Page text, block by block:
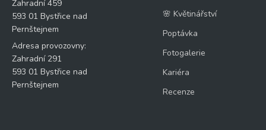
Zahradní 459
593 01 Bystřice nad
Pernštejnem
Adresa provozovny:
Zahradní 291
593 01 Bystřice nad
Pernštejnem
🌸 Květinářství
Poptávka
Fotogalerie
Kariéra
Recenze